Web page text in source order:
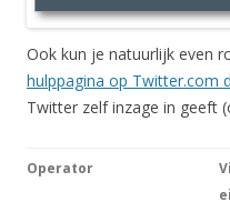
Ook kun je natuurlijk even
hulppagina op Twitter.com
Twitter zelf inzage in geeft
Operator